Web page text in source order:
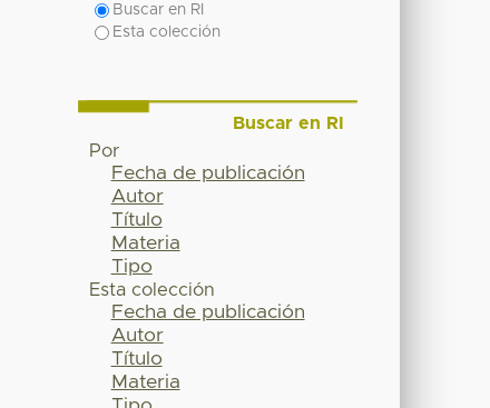
Buscar en RI
Esta colección
Buscar en RI
Por
Fecha de publicación
Autor
Título
Materia
Tipo
Esta colección
Fecha de publicación
Autor
Título
Materia